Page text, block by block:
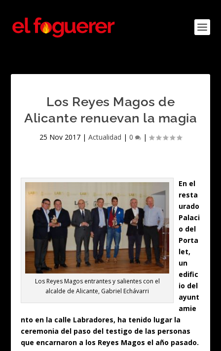
Los Reyes Magos de
Alicante renuevan la magia
25 Nov 2017 | Actualidad | 0 |
Los Reyes Magos entrantes y salientes con el
alcalde de Alicante, Gabriel Echávarri
En el
resta
urado
Palaci
o del
Porta
let,
un
edific
io del
ayunt
amie
nto en la calle Labradores, ha tenido lugar la
ceremonia del paso del testigo de las personas
que encarnaron a los Reyes Magos el año pasado.